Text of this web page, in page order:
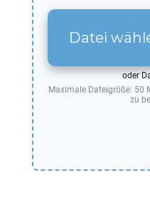
Datei
oder
Maximale Dateigröße: 50
zu